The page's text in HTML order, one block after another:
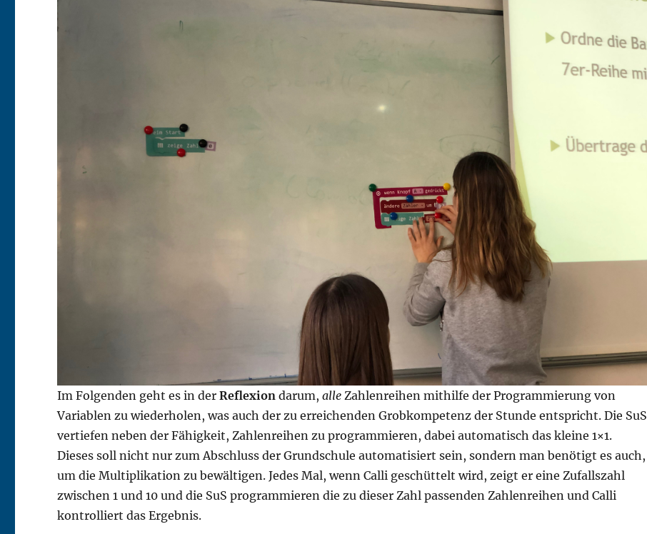
Im Folgenden geht es in derReflexiondarum,alle Zahlenreihen mithilfe der Programmierung von
Variablen zu wiederholen, was auch der zu erreichenden Grobkompetenz der Stunde entspricht. Die SuS
vertiefen neben der Fähigkeit, Zahlenreihen zu programmieren, dabei automatisch das kleine 1×1.
Dieses soll nicht nur zum Abschluss der Grundschule automatisiert sein, sondern man benötigt es auch,
um die Multiplikation zu bewältigen. Jedes Mal, wenn Calli geschüttelt wird, zeigt er eine Zufallszahl
zwischen 1 und 10 und die SuS programmieren die zu dieser Zahl passenden Zahlenreihen und Calli
kontrolliert das Ergebnis.